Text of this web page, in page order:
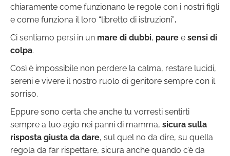
chiaramente come funzionano le regole con i nostri figli
e come funziona il loro “libretto di istruzioni”.
Ci sentiamo persi in un mare di dubbi, paure e sensi di
colpa.
Così è impossibile non perdere la calma, restare lucidi,
sereni e vivere il nostro ruolo di genitore sempre con il
sorriso.
Eppure sono certa che anche tu vorresti sentirti
sempre a tuo agio nei panni di mamma, sicura sulla
risposta giusta da dare, sul quel no da dire, su quella
regola da far rispettare, sicura anche quando c’è da